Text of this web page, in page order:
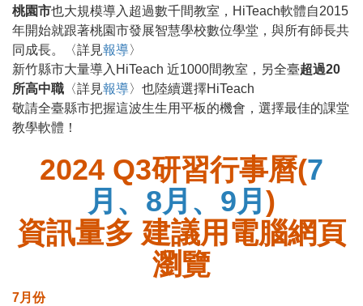
桃園市也大規模導入超過數千間教室，HiTeach軟體自2015
年開始就跟著桃園市發展智慧學校數位學堂，與所有師長共
同成長。〈詳見報導〉
新竹縣市大量導入HiTeach 近1000間教室，另全臺超過20
所高中職 〈詳見報導〉也陸續選擇HiTeach
敬請全臺縣市把握這波生生用平板的機會，選擇最佳的課堂
教學軟體！
2024 Q3研習行事曆(7
月 、 8月 、 9月 )
資訊量多 建議用電腦網頁
瀏覽
7月份